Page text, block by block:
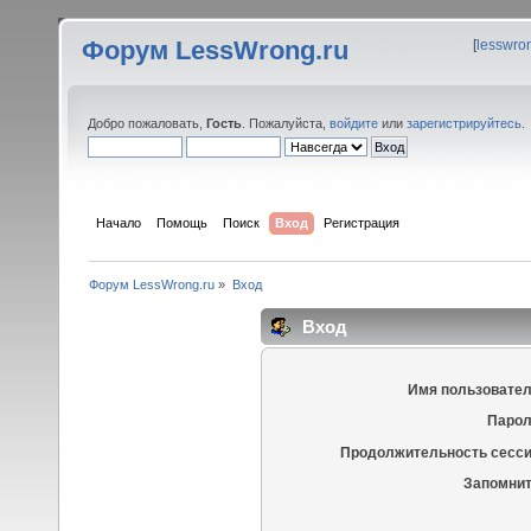
Форум LessWrong.ru [
Добро пожаловать, Гость . Пожалуйста, войдите или зарегистрируйтесь
Начало Помощь Поиск Вход Регистрация
Форум LessWrong.ru » Вход
Вход
Имя
Продолжительность